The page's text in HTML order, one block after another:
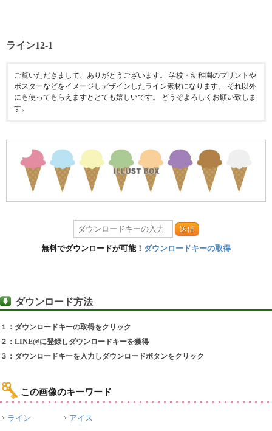
ライン12-1
ご覧いただきまして、ありがとうございます。 学校・幼稚園のプリントや
ポスターなどをイメージしデザインしたライン素材になります。 それ以外
にも使ってもらえますととても嬉しいです。 どうぞよろしくお願い致しま
す。
送信
無料でダウンロードが可能！ ダウンロードキーの取得
ダウンロード方法
１：ダウンロードキーの取得をクリック
２：LINE@に登録しダウンロードキーを獲得
３：ダウンロードキーを入力しダウンロードボタンをクリック
この画像のキーワード
ライン アイス